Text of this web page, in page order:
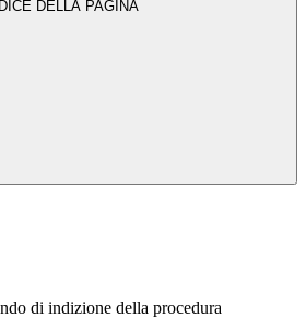
di indizione della procedura